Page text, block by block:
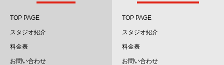
2024.6
TOP PAGE
スタジオ紹介
料金表
お問い合わせ
TOP PAGE
スタジオ紹介
料金表
お問い合わせ